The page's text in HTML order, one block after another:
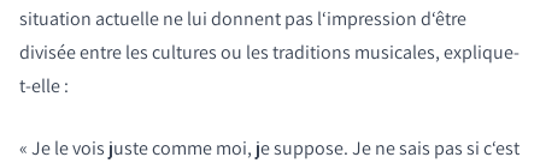
situation actuelle ne lui donnent pas l‘impression d‘être
divisée entre les cultures ou les traditions musicales, explique-
t-elle :
« Je le vois juste comme moi, je suppose. Je ne sais pas si c‘est